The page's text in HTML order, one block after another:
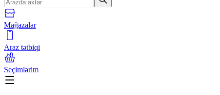
Mağazalar
Araz tətbiqi
Seçimlərim